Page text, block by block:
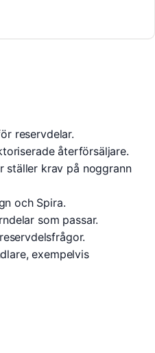
reservdelar.
återförsäljare.
ställer krav på noggrann
och Spira.
som passar.
exempelvis